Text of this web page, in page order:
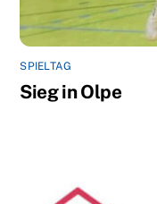
SPIELTAG
Sieg in Olpe